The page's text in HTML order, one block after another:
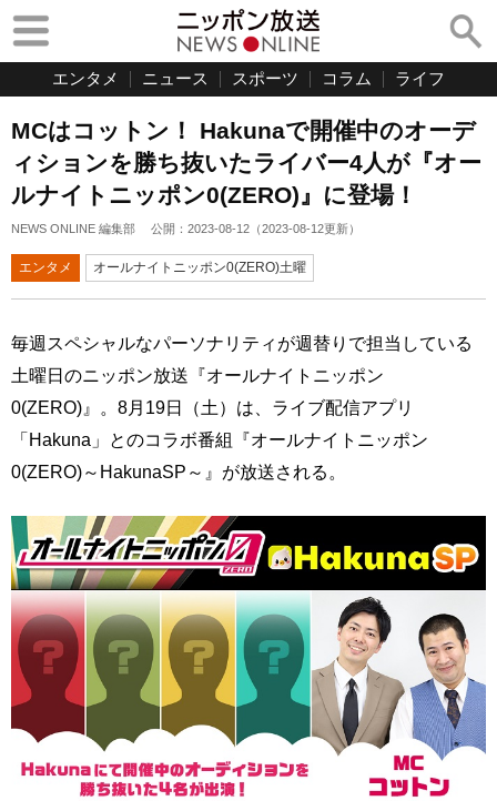
エンタメ ニュース スポーツ コラム ライフ
MCはコットン！ Hakunaで開催中のオーデ
ィションを勝ち抜いたライバー4人が『オー
ルナイトニッポン0(ZERO)』に登場！
NEWS ONLINE 編集部 公開： 2023-08-12 （2023-08-12更新）
エンタメ オールナイトニッポン0(ZERO)土曜
毎週スペシャルなパーソナリティが週替りで担当している
土曜日のニッポン放送『オールナイトニッポン
0(ZERO)』。8月19日（土）は、ライブ配信アプリ
「Hakuna」とのコラボ番組『オールナイトニッポン
0(ZERO)～HakunaSP～』が放送される。